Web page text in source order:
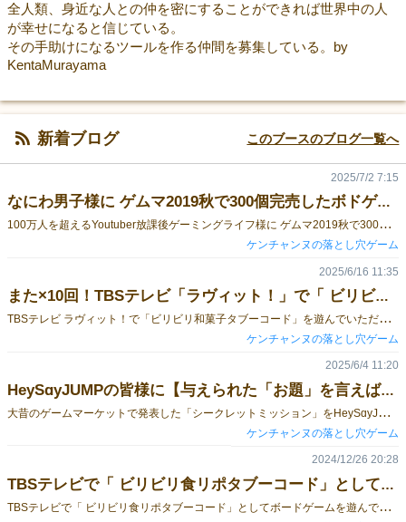
全人類、身近な人との仲を密にすることができれば世界中の人
が幸せになると信じている。
その手助けになるツールを作る仲間を募集している。by
KentaMurayama
新着ブログ このブースのブログ一覧へ
なにわ男子様に ゲムマ2019秋で300個完売したボドゲ「ライトオアレフト」を遊んで頂けました！
1
00万人を超えるYoutuber放課後ゲーミングライフ様に ゲムマ2019秋で300個完売したボドゲ「ライトオアレフト」を遊んで頂けました！ お互いを知り尽くした相手同士の対戦オモロ過ぎる！ 他にも色んなボドゲ遊ばれておられますし、是非チャンネル登録&好評価よろしくお願いします！！
2025/7/2 7:15
ケンチャンヌの落とし穴ゲーム
また×10回！TBSテレビ「ラヴィット！」で「 ビリビリ和菓子タブーコード」を遊んでいただきました！
T
BSテレビ ラヴィット！で「ビリビリ和菓子タブーコード」を遊んでいただきました！Tverの見逃し配信6/16(月)放送分で観れます！https://tver.jp/series/srgnxaf8s7テレビで遊ばれるようになった経緯？とかを「タブーコードがバズるまで」という記事に少し書きました。また、「タブートーク」としてジェリカフェから新装版が東急ハンズさんやイエローサブマリンさんAmazonでの販売が始まりました！！
2025/6/16 11:35
ケンチャンヌの落とし穴ゲーム
HeySɑyJUMPの皆様に【与えられた「お題」を言えば言うほど高得点！しかし、バレたら０点になってしまうというカードゲーム】「シークレットミッション」を遊んでいただけました！
大
昔のゲームマーケットで発表した「シークレットミッション」をHeySɑyJUMPの皆様に遊んで頂けました！ Amazonでもまだまだ販売中！https://amzn.asia/d/2Iv1dVq ▼Youtubeのちょい見せはこちら👀https://youtu.be/mag_ehBm43gフルバージョンはencore (初回生産限定盤2)でしか見れません！https://amzn.asia/d/clMJq7m
2025/6/4 11:20
ケンチャンヌの落とし穴ゲーム
TBSテレビで「 ビリビリ食リポタブーコード」としてボードゲームを遊んでいただきました！
T
BSテレビで「 ビリビリ食リポタブーコード」としてボードゲームを遊んでいただきました！テレビで遊ばれるようになった経緯とか選んで頂けた理由など後日まとめようと思います！
2024/12/26 20:28